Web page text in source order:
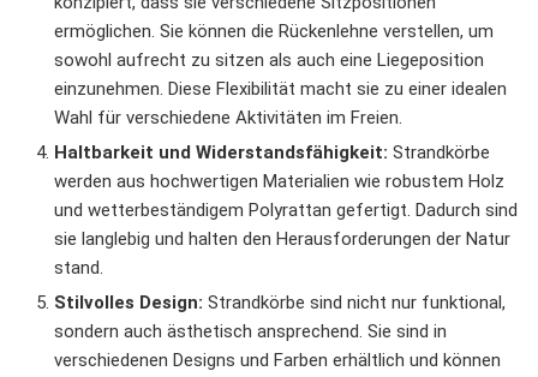
ermöglichen. Sie können die Rückenlehne verstellen, um
sowohl aufrecht zu sitzen als auch eine Liegeposition
einzunehmen. Diese Flexibilität macht sie zu einer idealen
Wahl für verschiedene Aktivitäten im Freien.
Haltbarkeit und Widerstandsfähigkeit: Strandkörbe
werden aus hochwertigen Materialien wie robustem Holz
und wetterbeständigem Polyrattan gefertigt. Dadurch sind
sie langlebig und halten den Herausforderungen der Natur
stand.
Stilvolles Design: Strandkörbe sind nicht nur funktional,
sondern auch ästhetisch ansprechend. Sie sind in
verschiedenen Designs und Farben erhältlich und können